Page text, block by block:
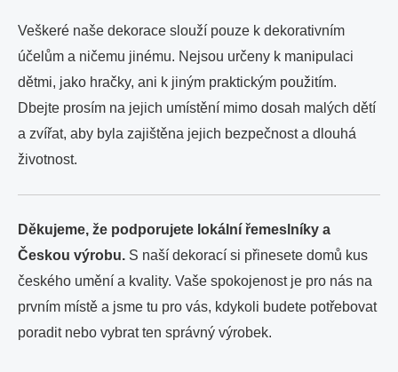
Veškeré naše dekorace slouží pouze k dekorativním
účelům a ničemu jinému. Nejsou určeny k manipulaci
dětmi, jako hračky, ani k jiným praktickým použitím.
Dbejte prosím na jejich umístění mimo dosah malých dětí
a zvířat, aby byla zajištěna jejich bezpečnost a dlouhá
životnost.
Děkujeme, že podporujete lokální řemeslníky a
Českou výrobu. S naší dekorací si přinesete domů kus
českého umění a kvality. Vaše spokojenost je pro nás na
prvním místě a jsme tu pro vás, kdykoli budete potřebovat
poradit nebo vybrat ten správný výrobek.